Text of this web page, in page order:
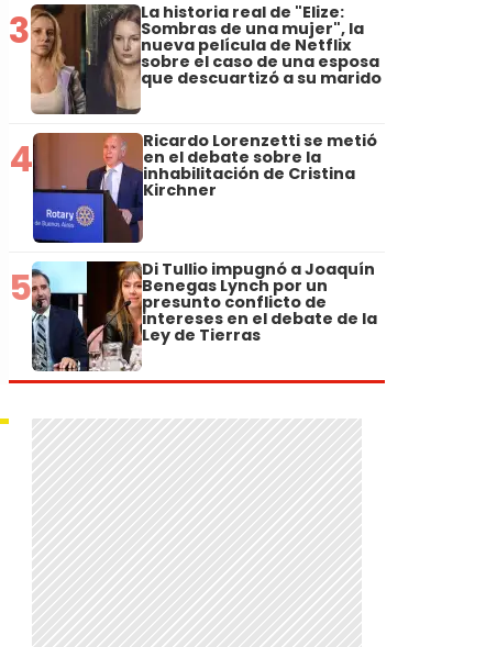
3 La historia real de "Elize:
Sombras de una mujer", la
nueva película de Netflix
sobre el caso de una esposa
que descuartizó a su marido
4 Ricardo Lorenzetti se metió
en el debate sobre la
inhabilitación de Cristina
Kirchner
5 Di Tullio impugnó a Joaquín
Benegas Lynch por un
presunto conflicto de
intereses en el debate de la
Ley de Tierras